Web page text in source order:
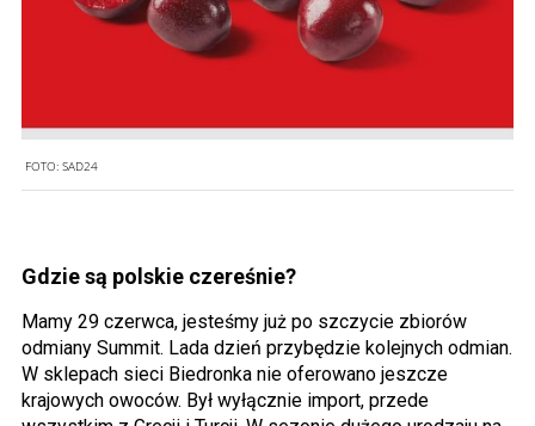
FOTO: SAD24
Gdzie są polskie czereśnie?
Mamy 29 czerwca, jesteśmy już po szczycie zbiorów
odmiany Summit. Lada dzień przybędzie kolejnych odmian.
W sklepach sieci Biedronka nie oferowano jeszcze
krajowych owoców. Był wyłącznie import, przede